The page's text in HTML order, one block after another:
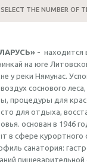
SELECT THE NUMBER OF
- находится
на юге
у реки Нямунас.
соснового
процедуры для
для отдыха,
основан в 1946
в сфере курортного
санатория:
пищеварительной